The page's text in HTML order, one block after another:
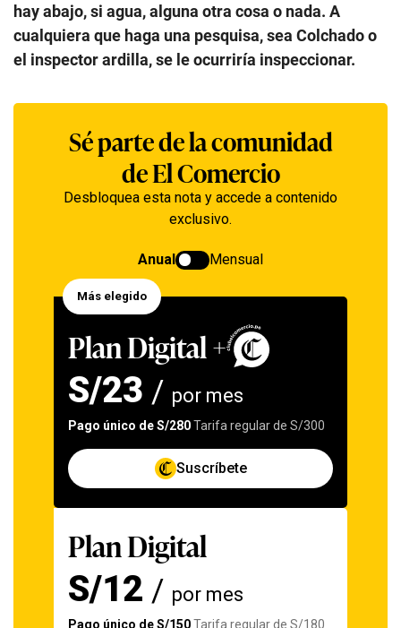
hay abajo, si agua, alguna otra cosa o nada. A
cualquiera que haga una pesquisa, sea Colchado o
el inspector ardilla, se le ocurriría inspeccionar.